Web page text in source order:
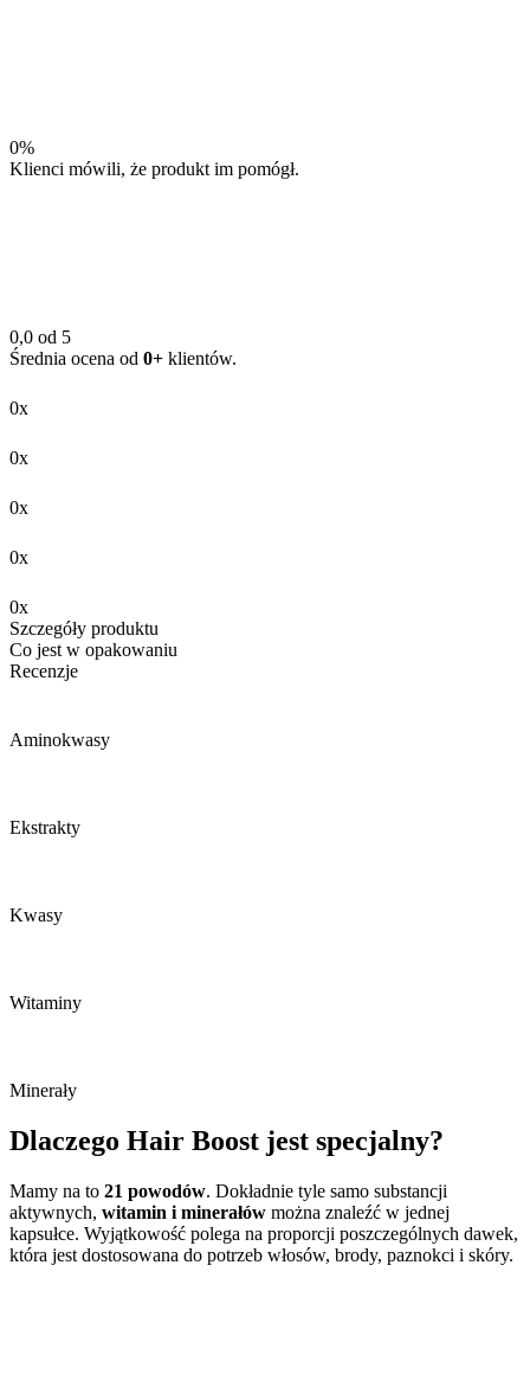
0%
Klienci mówili, że produkt im pomógł.
0,0 od 5
Średnia ocena od 0+ klientów.
0x
0x
0x
0x
0x
Szczegóły produktu
Co jest w opakowaniu
Recenzje
Aminokwasy
Ekstrakty
Kwasy
Witaminy
Minerały
Dlaczego Hair Boost jest specjalny?
Mamy na to 21 powodów. Dokładnie tyle samo substancji
aktywnych, witamin i minerałów można znaleźć w jednej
kapsułce. Wyjątkowość polega na proporcji poszczególnych dawek,
która jest dostosowana do potrzeb włosów, brody, paznokci i skóry.